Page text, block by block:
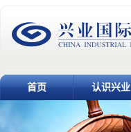
首页 认识兴业